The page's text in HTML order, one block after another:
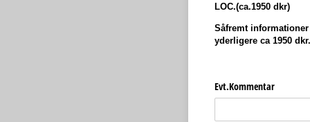
LOC.(ca.1950 dkr)
Såfremt
yderligere ca 1950 dkr.
Evt.Kommentar